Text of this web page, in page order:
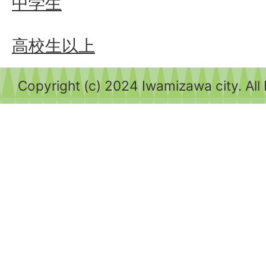
高校生以上
Copyright (c) 2024 Iwamizawa city. All